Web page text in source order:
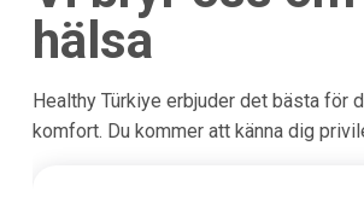
hälsa
Healthy Türkiye erbjuder det bästa för
komfort. Du kommer att känna dig